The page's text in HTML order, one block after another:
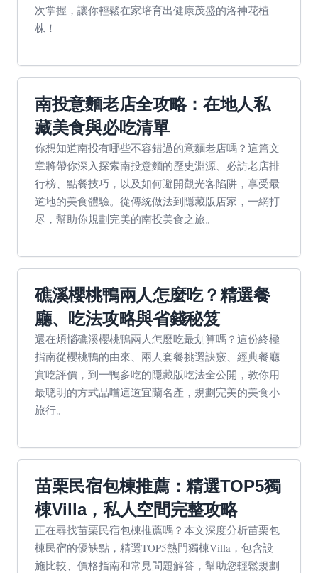
次掌握，讓你輕鬆在家培育出健康茂盛的洛神花植
株！
南投意麵老店全攻略：在地人私
藏美食與必吃清單
你想知道南投有哪些不容錯過的意麵老店嗎？這篇文
章將帶你深入探索南投意麵的歷史淵源、必訪老店排
行榜、點餐技巧，以及如何避開觀光客陷阱，享受最
道地的美食體驗。從傳統做法到隱藏版店家，一網打
尽，幫助你規劃完美的南投美食之旅。
礁溪櫻桃鴨兩人怎麼吃？精選餐
廳、吃法攻略與省錢秘笈
還在煩惱礁溪櫻桃鴨兩人怎麼吃最划算嗎？這份終極
指南從櫻桃鴨的由來、兩人套餐挑選訣竅、經典餐廳
實吃評價，到一鴨多吃的隱藏版吃法全公開，教你用
最聰明的方式品嚐這道宜蘭名產，規劃完美的美食小
旅行。
苗栗民宿包棟推薦：精選TOP5獨
棟Villa，私人空間完整攻略
正在尋找苗栗民宿包棟推薦嗎？本文深度分析苗栗包
棟民宿的優缺點，精選TOP5熱門獨棟Villa，包含設
施比較、價格指南和常見問題解答，幫助您輕鬆規劃